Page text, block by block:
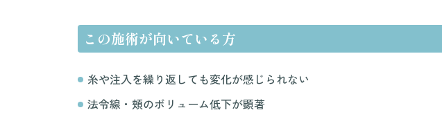
この施術が向いている方
糸や注入を繰り返しても変化が感じられない
法令線・頬のボリューム低下が顕著